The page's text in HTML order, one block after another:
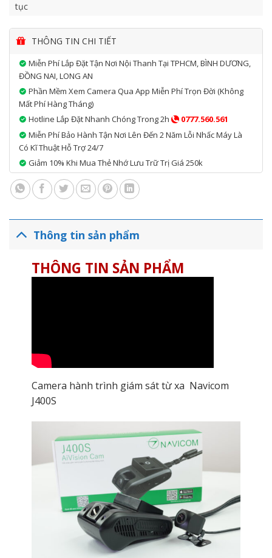
tục
trong một khu vực địa lý nhất định, khi xe ra ngoài khu vực
thiết bị sẽ gửi cảnh báo tới chủ xe.
5. Phát wifi di động
6. Cloud Server lưu dữ liệu về hành trình 90 ngày trên sever
7. Quay video Độ phân giải Full HD 1920 x 1080. Góc quay
cực rộng 140 độ bao quát đường xung quanh bạn.
8. G-Sensor tự động khóa video quan trọng khi xảy ra va
chạm
9. HĐH thông minh Android 8.0, chạy nhanh hơn, trôi chảy và
ổn định.
10. Báo động – chống trộm: Báo rung được bật sau khi xe
dừng động cơ trong 5 phút. Khi có rung động tác động lên xe
thiết bị sẽ cảnh báo tới chủ xe qua ứng dụng di động.
THÔNG TIN CHI TIẾT
Miễn Phí Lắp Đặt Tận Nơi Nội Thanh Tại TPHCM, BÌNH DƯƠNG,
ĐỒNG NAI, LONG AN
Phần Mềm Xem Camera Qua App Miễn Phí Trọn Đời (không
Mất Phí Hàng Tháng)
Hotline Lắp Đặt Nhanh Chóng Trong 2h
0777.560.561
Miễn Phí Bảo Hành Tận Nơi Lên Đến 2 Năm Lỗi Nhấc Máy Là
Có Kĩ Thuật Hỗ Trợ 24/7
Giảm 10% Khi Mua Thẻ Nhớ Lưu Trữ Trị Giá 250k
Thông tin sản phẩm
THÔNG TIN SẢN PHẨM
Camera hành trình giám sát từ xa Navicom
J400S